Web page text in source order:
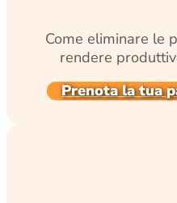
Come eliminare le
rendere
Prenota la tua